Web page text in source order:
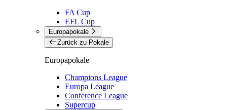
FA Cup
EFL Cup
Europapokale
Zurück zu Pokale
Europapokale
Champions League
Europa League
Conference League
Supercup